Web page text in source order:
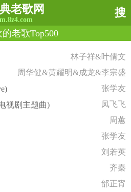
老歌网
m.8z4.com
搜
老歌Top500
林子祥&叶倩文
周华健&黄耀明&成龙&李宗盛
张学友
视剧主题曲)
凤飞飞
周蕙
张学友
刘若英
齐秦
邰正宵